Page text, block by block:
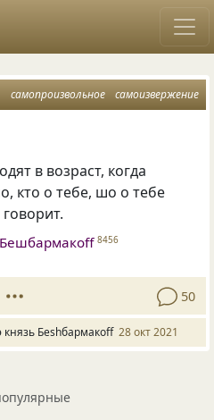
самопроизвольное самоизвержение
в возраст, когда
кто о тебе, шо о тебе
Бешбармакоff 8456
50
князь Беshбармакоff 28 окт 2021